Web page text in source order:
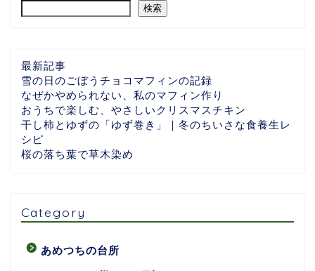
検索
最新記事
雪の日のごぼうチョコマフィンの記録
なぜかやめられない、私のマフィン作り
おうちで楽しむ、やさしいクリスマスチキン
干し柿とゆずの「ゆず巻き」｜冬のちいさな食養生レ
シピ
桜の落ち葉で草木染め
Category
あめつちの台所